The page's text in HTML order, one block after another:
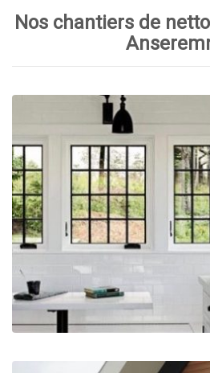
Nos chantiers de